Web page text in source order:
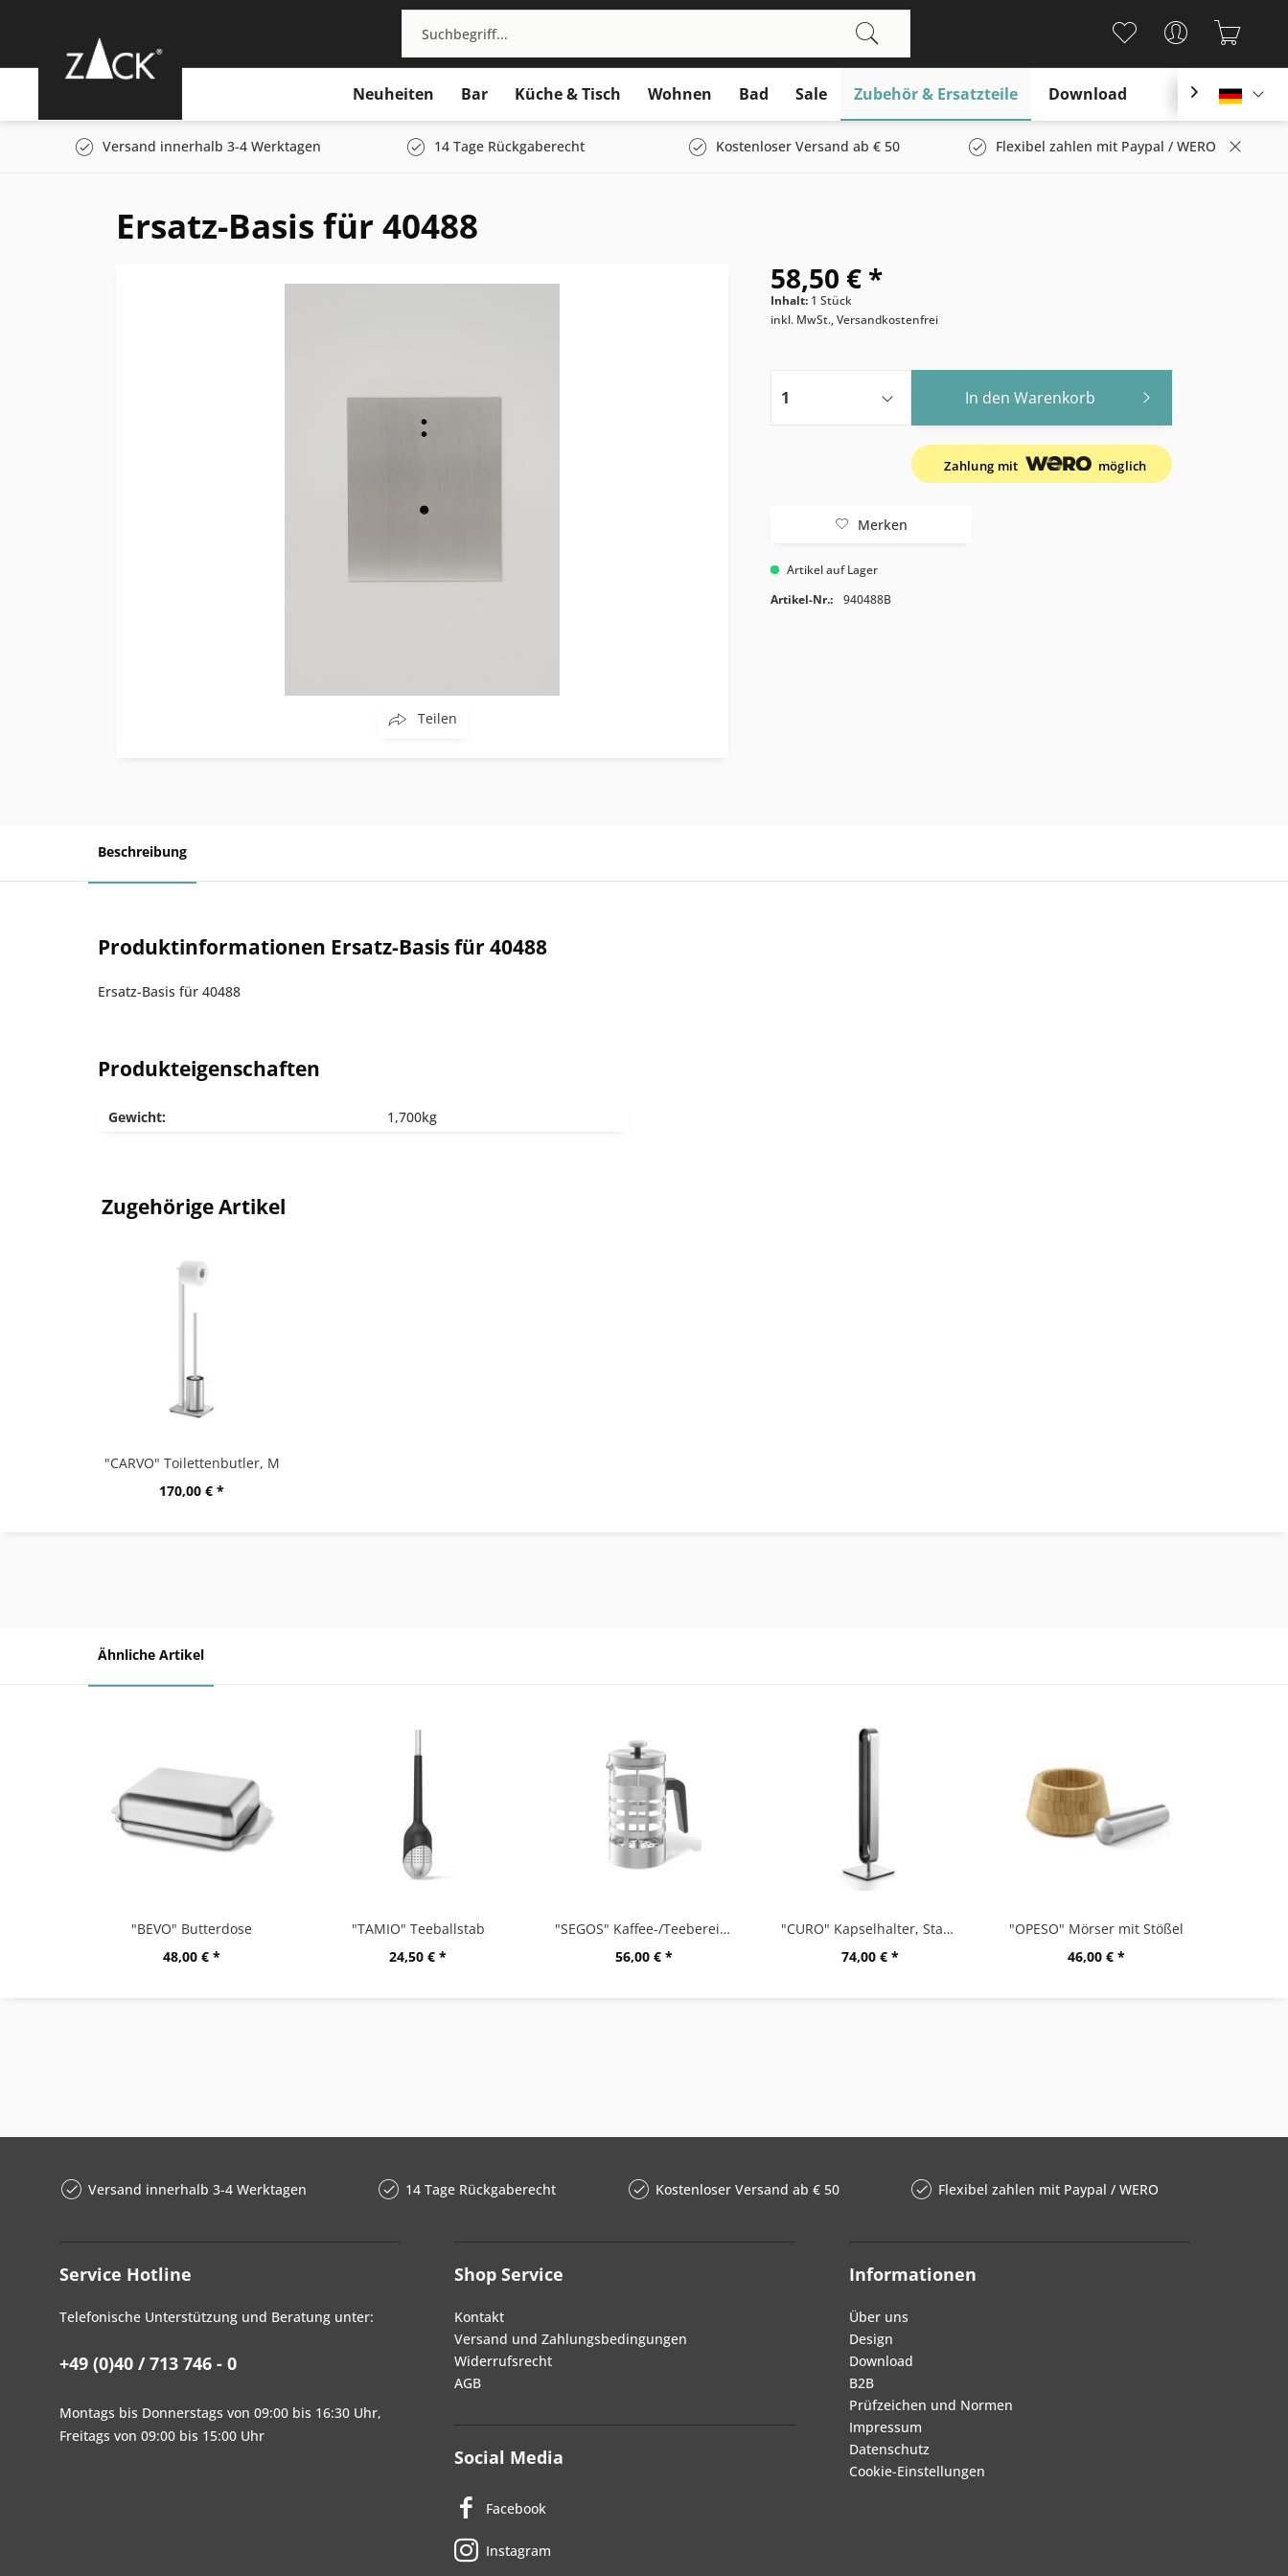
Neuheiten Bar Küche & Tisch Wohnen Bad Sale Zubehör & Ersatzteile Download 
Versand innerhalb 3-4 Werktagen 14 Tage Rückgaberecht Kostenloser Versand ab € 50 Flexibel zahlen mit Paypal / WERO
Ersatz-Basis für 40488
Teilen
58,50 € *
Inhalt: 1 Stück
inkl. MwSt., Versandkostenfrei
In den Warenkorb
Zahlung mit möglich
Merken
Artikel auf Lager
Artikel-Nr.:
940488B
Beschreibung
Produktinformationen Ersatz-Basis für 40488
Ersatz-Basis für 40488
Produkteigenschaften
Gewicht: 1,700kg
Zugehörige Artikel
"CARVO" Toilettenbutler, M
170,00 € *
Ähnliche Artikel
"BEVO" Butterdose
48,00 € *
"TAMIO" Teeballstab
24,50 € *
"SEGOS" Kaffee-/Teebereiter
56,00 € *
"CURO" Kapselhalter, Stand
74,00 € *
"OPESO" Mörser mit Stößel
46,00 € *
Versand innerhalb 3-4 Werktagen 14 Tage Rückgaberecht Kostenloser Versand ab € 50 Flexibel zahlen mit Paypal / WERO
Service Hotline
Telefonische Unterstützung und Beratung unter:
+49 (0)40 / 713 746 - 0
Montags bis Donnerstags von 09:00 bis 16:30 Uhr,
Freitags von 09:00 bis 15:00 Uhr
Shop Service
Kontakt
Versand und Zahlungsbedingungen
Widerrufsrecht
AGB
Social Media
Facebook
Instagram
Informationen
Über uns
Design
Download
B2B
Prüfzeichen und Normen
Impressum
Datenschutz
Cookie-Einstellungen